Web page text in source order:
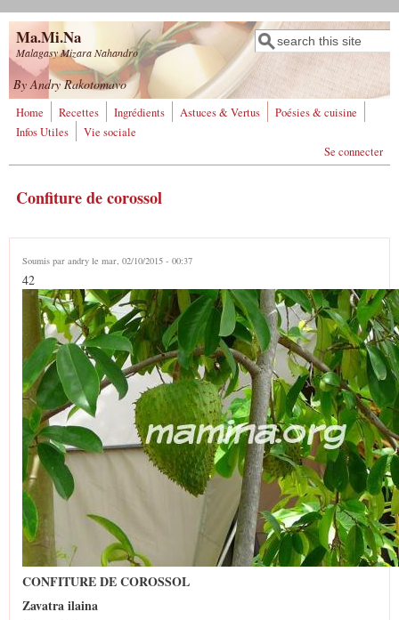
Aller au contenu principal
Ma.Mi.Na
Malagasy Mizara Nahandro
Formulaire de
recherche
Rechercher
By Andry Rakotomavo
Home Recettes Ingrédients Astuces & Vertus
Poésies & cuisine
Infos Utiles
Vie sociale
Se connecter
Confiture de corossol
Soumis par andry le mar, 02/10/2015 - 00:37
42
CONFITURE DE COROSSOL
Zavatra ilaina